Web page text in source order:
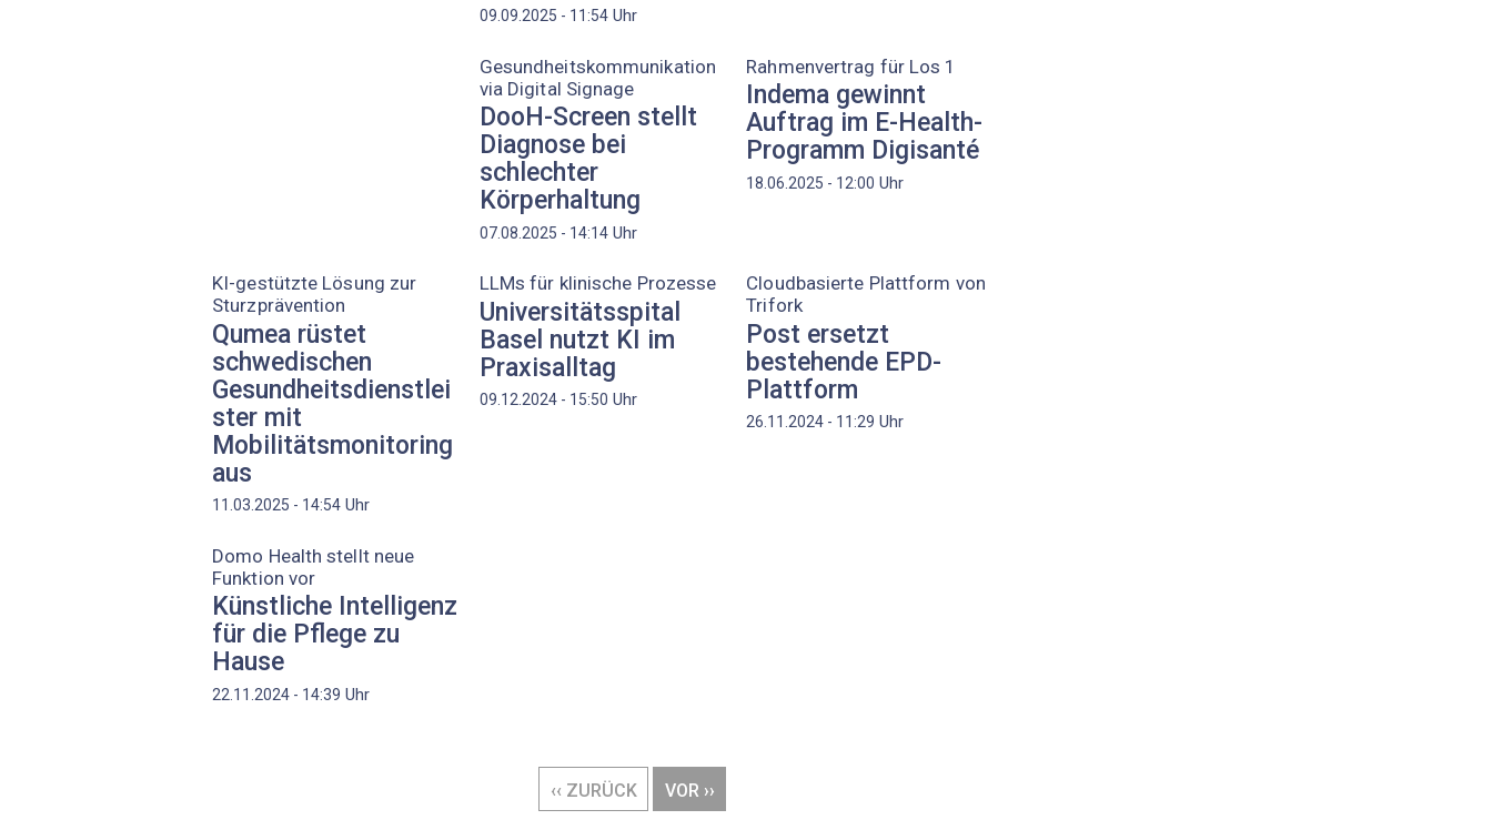
09.09.2025 - 11:54Uhr
Gesundheitskommunikation
via Digital Signage
DooH-Screen stellt
Diagnose bei
schlechter
Körperhaltung
07.08.2025 - 14:14Uhr
Rahmenvertrag für Los 1
Indema gewinnt
Auftrag im E-Health-
Programm Digisanté
18.06.2025 - 12:00 Uhr
KI-gestützte Lösung zur
Sturzprävention
Qumea rüstet
schwedischen
Gesundheitsdienstlei
ster mit
Mobilitätsmonitoring
aus
11.03.2025 - 14:54 Uhr
LLMs für klinische Prozesse
Universitätsspital
Basel nutzt KI im
Praxisalltag
09.12.2024 - 15:50 Uhr
Cloudbasierte Plattform von
Trifork
Post ersetzt
bestehende EPD-
Plattform
26.11.2024 - 11:29 Uhr
Domo Health stellt neue
Funktion vor
Künstliche Intelligenz
für die Pflege zu
Hause
22.11.2024 - 14:39 Uhr
VORHERIGE
SEITE
‹‹ ZURÜCK
NÄCHSTE
SEITE
VOR ››